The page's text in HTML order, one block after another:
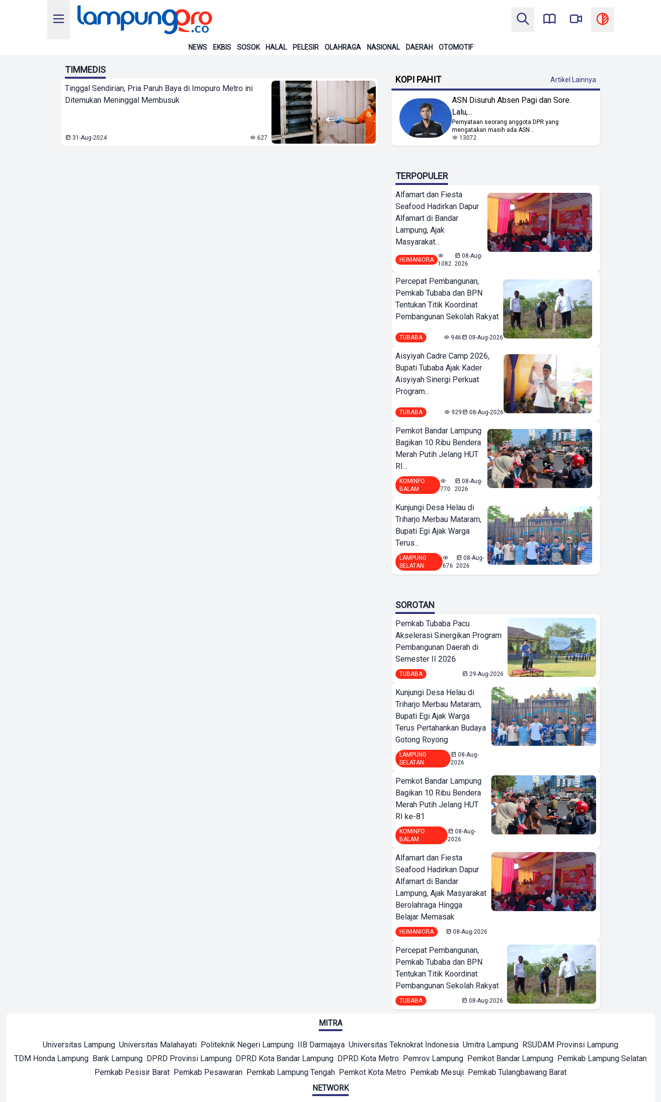
NEWS EKBIS SOSOK HALAL PELESIR OLAHRAGA NASIONAL DAERAH OTOMOTIF
TIMMEDIS
Tinggal Sendirian, Pria Paruh Baya di Imopuro Metro ini
Ditemukan Meninggal Membusuk
31-Aug-2024 627
KOPI PAHIT Artikel Lainnya
ASN Disuruh Absen Pagi dan Sore.
Lalu,...
Pernyataan seorang anggota DPR yang
mengatakan masih ada ASN...
13072
TERPOPULER
Alfamart dan Fiesta
Seafood Hadirkan Dapur
Alfamart di Bandar
Lampung, Ajak
Masyarakat...
HUMANIORA
1082
08-Aug-
2026
Percepat Pembangunan,
Pemkab Tubaba dan BPN
Tentukan Titik Koordinat
Pembangunan Sekolah Rakyat
TUBABA 946 08-Aug-2026
Aisyiyah Cadre Camp 2026,
Bupati Tubaba Ajak Kader
Aisyiyah Sinergi Perkuat
Program...
TUBABA 929 08-Aug-2026
Pemkot Bandar Lampung
Bagikan 10 Ribu Bendera
Merah Putih Jelang HUT
RI...
KOMINFO
BALAM
770
08-Aug-
2026
Kunjungi Desa Helau di
Triharjo Merbau Mataram,
Bupati Egi Ajak Warga
Terus...
LAMPUNG
SELATAN
676
08-Aug-
2026
SOROTAN
Pemkab Tubaba Pacu
Akselerasi Sinergikan Program
Pembangunan Daerah di
Semester II 2026
TUBABA 29-Aug-2026
Kunjungi Desa Helau di
Triharjo Merbau Mataram,
Bupati Egi Ajak Warga
Terus Pertahankan Budaya
Gotong Royong
LAMPUNG
SELATAN
08-Aug-
2026
Pemkot Bandar Lampung
Bagikan 10 Ribu Bendera
Merah Putih Jelang HUT
RI ke-81
KOMINFO
BALAM
08-Aug-
2026
Alfamart dan Fiesta
Seafood Hadirkan Dapur
Alfamart di Bandar
Lampung, Ajak Masyarakat
Berolahraga Hingga
Belajar Memasak
HUMANIORA 08-Aug-2026
Percepat Pembangunan,
Pemkab Tubaba dan BPN
Tentukan Titik Koordinat
Pembangunan Sekolah Rakyat
TUBABA 08-Aug-2026
MITRA
Universitas Lampung Universitas Malahayati Politeknik Negeri Lampung IIB Darmajaya Universitas Teknokrat Indonesia Umitra Lampung RSUDAM Provinsi Lampung
TDM Honda Lampung Bank Lampung DPRD Provinsi Lampung DPRD Kota Bandar Lampung DPRD Kota Metro Pemrov Lampung Pemkot Bandar Lampung Pemkab Lampung Selatan
Pemkab Pesisir Barat Pemkab Pesawaran Pemkab Lampung Tengah Pemkot Kota Metro Pemkab Mesuji Pemkab Tulangbawang Barat
NETWORK